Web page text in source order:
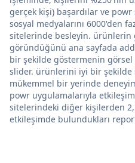
gerçek kişi) başardılar ve
sosyal medyalarını 6000'den
sitelerinde besleyin. ürünlerin
göründüğünü ana sayfada
bir şekilde göstermenin
slider. ürünlerini iyi bir
mükemmel bir yerinde
powr uygulamalarıyla
sitelerindeki diğer kişilerden
etkileşimde bulundukları